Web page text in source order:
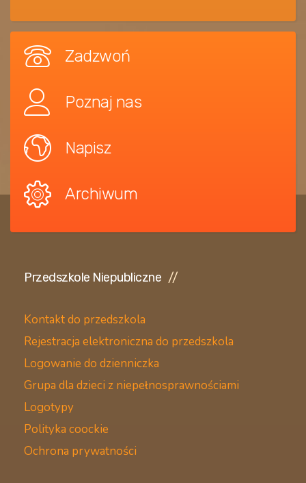
Zadzwoń
Poznaj nas
Napisz
Archiwum
Przedszkole Niepubliczne
Kontakt do przedszkola
Rejestracja elektroniczna do przedszkola
Logowanie do dzienniczka
Grupa dla dzieci z niepełnosprawnościami
Logotypy
Polityka coockie
Ochrona prywatności